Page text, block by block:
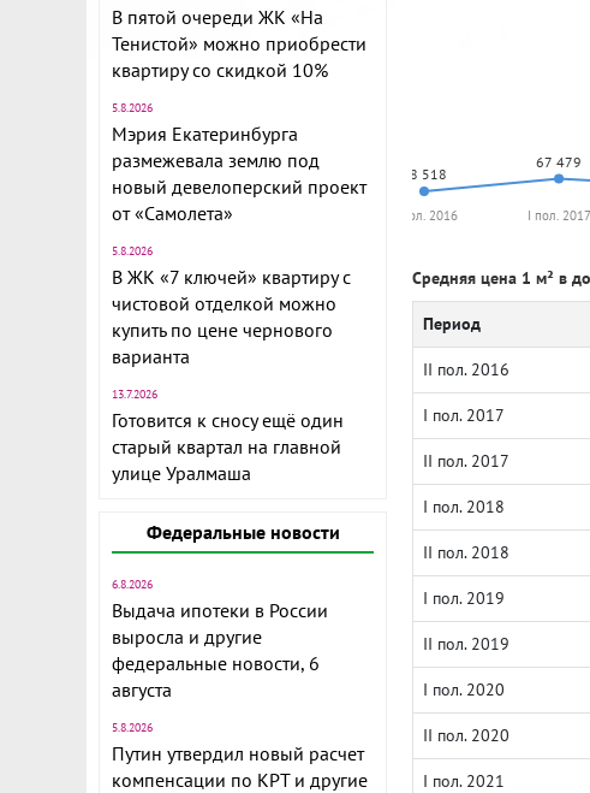
В пятой очереди ЖК «На
Тенистой» можно приобрести
квартиру со скидкой 10%
5.8.2026
Мэрия Екатеринбурга
размежевала землю под
новый девелоперский проект
от «Самолета»
5.8.2026
В ЖК «7 ключей» квартиру с
чистовой отделкой можно
купить по цене чернового
варианта
13.7.2026
Готовится к сносу ещё один
старый квартал на главной
улице Уралмаша
Федеральные новости
6.8.2026
Выдача ипотеки в России
выросла и другие
федеральные новости, 6
августа
5.8.2026
Путин утвердил новый расчет
компенсации по КРТ и другие
58 518
67 479
II пол. 2016 I пол. 2017
Средняя цена 1 м² в
Период
II пол. 2016
I пол. 2017
II пол. 2017
I пол. 2018
II пол. 2018
I пол. 2019
II пол. 2019
I пол. 2020
II пол. 2020
I пол. 2021